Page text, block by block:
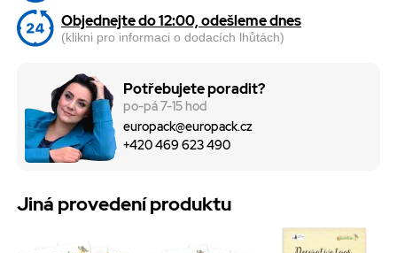
Objednejte do 12:00, odešleme dnes
(klikni pro informaci o dodacích lhůtách)
Potřebujete poradit?
po-pá 7-15 hod
europack@europack.cz
+420 469 623 490
Jiná provedení produktu